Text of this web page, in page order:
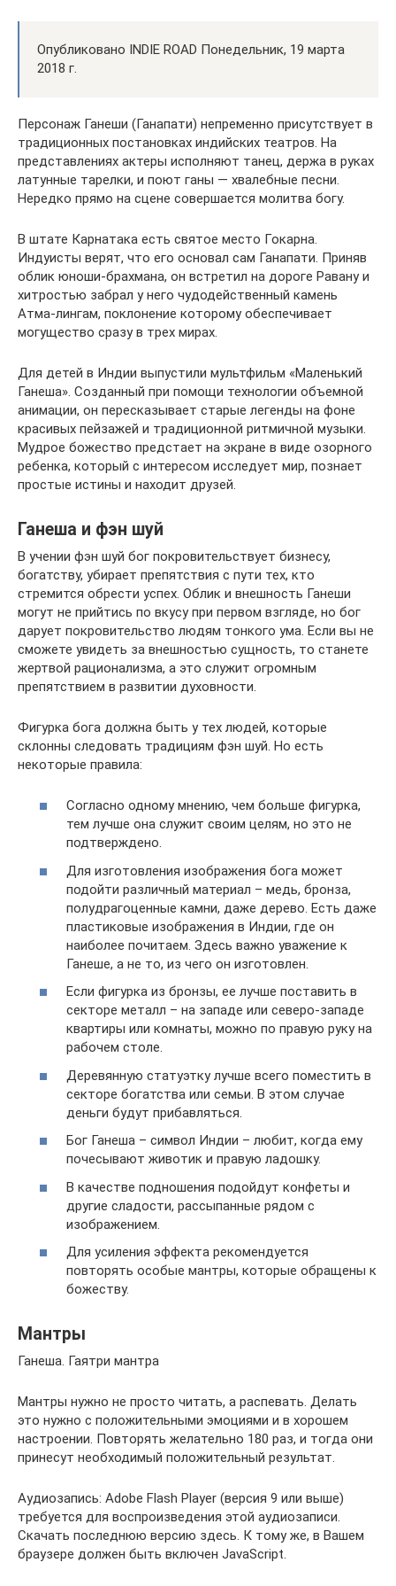
Опубликовано INDIE ROAD Понедельник, 19 марта
2018 г.
Персонаж Ганеши (Ганапати) непременно присутствует в
традиционных постановках индийских театров. На
представлениях актеры исполняют танец, держа в руках
латунные тарелки, и поют ганы — хвалебные песни.
Нередко прямо на сцене совершается молитва богу.
В штате Карнатака есть святое место Гокарна.
Индуисты верят, что его основал сам Ганапати. Приняв
облик юноши-брахмана, он встретил на дороге Равану и
хитростью забрал у него чудодейственный камень
Атма-лингам, поклонение которому обеспечивает
могущество сразу в трех мирах.
Для детей в Индии выпустили мультфильм «Маленький
Ганеша». Созданный при помощи технологии объемной
анимации, он пересказывает старые легенды на фоне
красивых пейзажей и традиционной ритмичной музыки.
Мудрое божество предстает на экране в виде озорного
ребенка, который с интересом исследует мир, познает
простые истины и находит друзей.
Ганеша и фэн шуй
В учении фэн шуй бог покровительствует бизнесу,
богатству, убирает препятствия с пути тех, кто
стремится обрести успех. Облик и внешность Ганеши
могут не прийтись по вкусу при первом взгляде, но бог
дарует покровительство людям тонкого ума. Если вы не
сможете увидеть за внешностью сущность, то станете
жертвой рационализма, а это служит огромным
препятствием в развитии духовности.
Фигурка бога должна быть у тех людей, которые
склонны следовать традициям фэн шуй. Но есть
некоторые правила:
Согласно одному мнению, чем больше фигурка,
тем лучше она служит своим целям, но это не
подтверждено.
Для изготовления изображения бога может
подойти различный материал – медь, бронза,
полудрагоценные камни, даже дерево. Есть даже
пластиковые изображения в Индии, где он
наиболее почитаем. Здесь важно уважение к
Ганеше, а не то, из чего он изготовлен.
Если фигурка из бронзы, ее лучше поставить в
секторе металл – на западе или северо-западе
квартиры или комнаты, можно по правую руку на
рабочем столе.
Деревянную статуэтку лучше всего поместить в
секторе богатства или семьи. В этом случае
деньги будут прибавляться.
Бог Ганеша – символ Индии – любит, когда ему
почесывают животик и правую ладошку.
В качестве подношения подойдут конфеты и
другие сладости, рассыпанные рядом с
изображением.
Для усиления эффекта рекомендуется
повторять особые мантры, которые обращены к
божеству.
Мантры
Ганеша. Гаятри мантра
Мантры нужно не просто читать, а распевать. Делать
это нужно с положительными эмоциями и в хорошем
настроении. Повторять желательно 180 раз, и тогда они
принесут необходимый положительный результат.
Аудиозапись: Adobe Flash Player (версия 9 или выше)
требуется для воспроизведения этой аудиозаписи.
Скачать последнюю версию здесь. К тому же, в Вашем
браузере должен быть включен JavaScript.